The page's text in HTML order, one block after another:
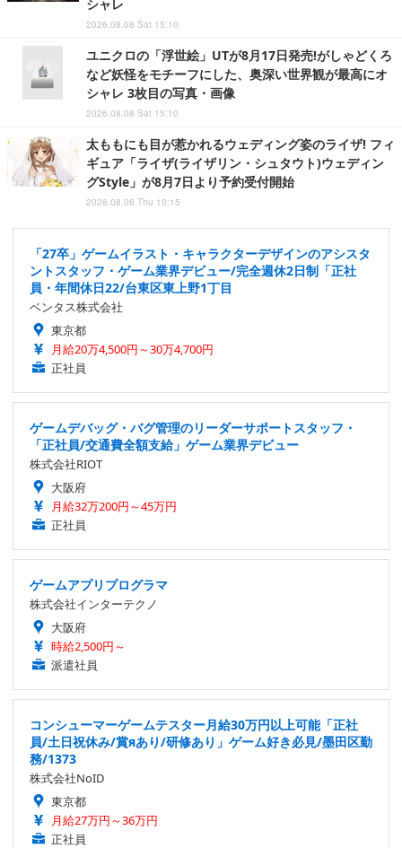
シャレ
2026.08.08 Sat 15:10
ユニクロの「浮世絵」UTが8月17日発売!がしゃどくろ
など妖怪をモチーフにした、奥深い世界観が最高にオ
シャレ 3枚目の写真・画像
2026.08.08 Sat 15:10
太ももにも目が惹かれるウェディング姿のライザ! フィ
ギュア「ライザ(ライザリン・シュタウト)ウェディン
グStyle」が8月7日より予約受付開始
2026.08.06 Thu 10:15
「27卒」ゲームイラスト・キャラクターデザインのアシスタ
ントスタッフ・ゲーム業界デビュー/完全週休2日制「正社
員・年間休日22/台東区東上野1丁目
ベンタス株式会社
東京都
月給20万4,500円～30万4,700円
正社員
ゲームデバッグ・バグ管理のリーダーサポートスタッフ・
「正社員/交通費全額支給」ゲーム業界デビュー
株式会社RIOT
大阪府
月給32万200円～45万円
正社員
ゲームアプリプログラマ
株式会社インターテクノ
大阪府
時給2,500円～
派遣社員
コンシューマーゲームテスター月給30万円以上可能「正社
員/土日祝休み/賞яあり/研修あり」ゲーム好き必見/墨田区勤
務/1373
株式会社NoID
東京都
月給27万円～36万円
正社員